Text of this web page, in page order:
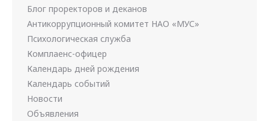
Блог проректоров и деканов
Антикоррупционный комитет НАО «МУС»
Психологическая служба
Комплаенс-офицер
Календарь дней рождения
Календарь событий
Новости
Объявления